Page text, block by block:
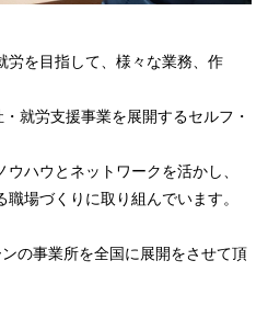
労を目指して、様々な業務、作
就労支援事業を展開するセルフ・
ハウとネットワークを活かし、
場づくりに取り組んでいます。
の事業所を全国に展開をさせて頂